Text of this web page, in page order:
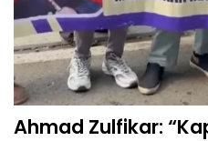
Ahmad Zulfikar: